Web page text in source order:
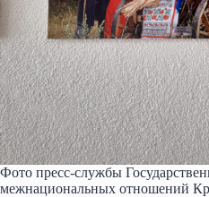
Фото пресс-службы
межнациональных отношений